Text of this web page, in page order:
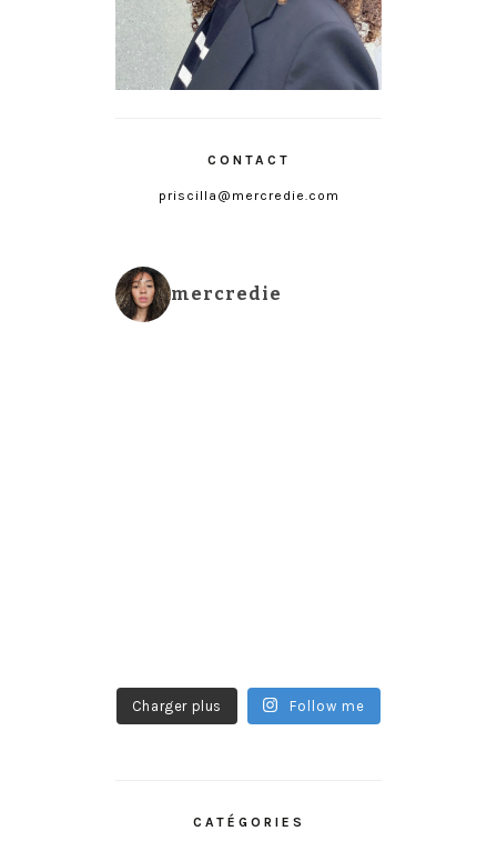
CONTACT
priscilla@mercredie.com
mercredie
Charger plus Follow me
CATÉGORIES